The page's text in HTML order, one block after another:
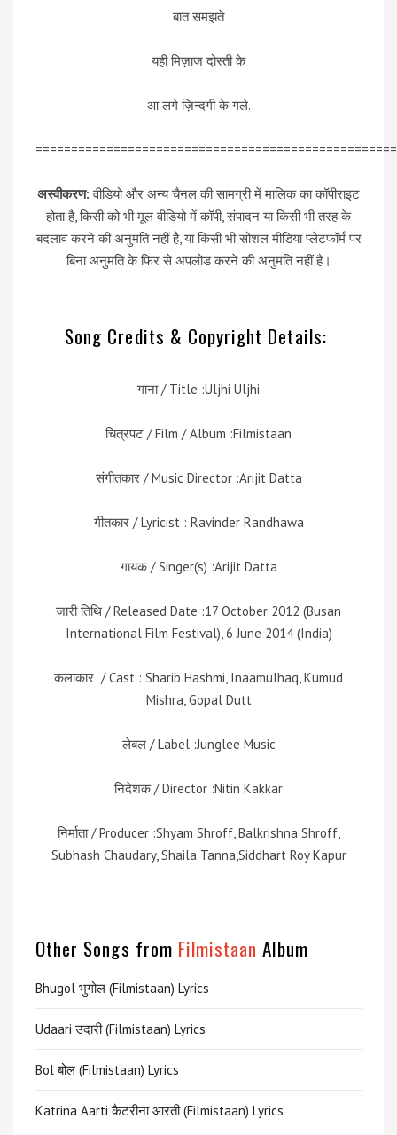
बात समझते
यही मिज़ाज दोस्ती के
आ लगे ज़िन्दगी के गले.
अस्वीकरण: वीडियो और अन्य चैनल की सामग्री में मालिक का कॉपीराइट
होता है, किसी को भी मूल वीडियो में कॉपी, संपादन या किसी भी तरह के
बदलाव करने की अनुमति नहीं है, या किसी भी सोशल मीडिया प्लेटफॉर्म पर
बिना अनुमति के फिर से अपलोड करने की अनुमति नहीं है।
Song Credits & Copyright Details:
गाना / Title :Uljhi Uljhi
चित्रपट / Film / Album :Filmistaan
संगीतकार / Music Director :Arijit Datta
गीतकार / Lyricist : Ravinder Randhawa
गायक / Singer(s) :Arijit Datta
जारी तिथि / Released Date :17 October 2012 (Busan
International Film Festival), 6 June 2014 (India)
कलाकार / Cast : Sharib Hashmi, Inaamulhaq, Kumud
Mishra, Gopal Dutt
लेबल / Label :Junglee Music
निदेशक / Director :Nitin Kakkar
निर्माता / Producer :Shyam Shroff, Balkrishna Shroff,
Subhash Chaudary, Shaila Tanna,Siddhart Roy Kapur
Other Songs from Filmistaan Album
Bhugol भुगोल (Filmistaan) Lyrics
Udaari उदारी (Filmistaan) Lyrics
Bol बोल (Filmistaan) Lyrics
Katrina Aarti कैटरीना आरती (Filmistaan) Lyrics